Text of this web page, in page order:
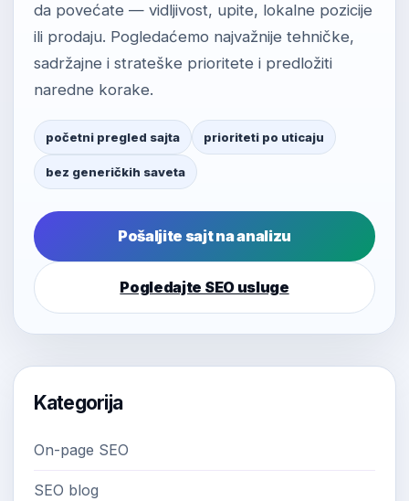
da povećate — vidljivost, upite, lokalne pozicije
ili prodaju. Pogledaćemo najvažnije tehničke,
sadržajne i strateške prioritete i predložiti
naredne korake.
početni pregled sajta prioriteti po uticaju
bez generičkih saveta
Pošaljite sajt na analizu
Pogledajte SEO usluge
Kategorija
On-page SEO
SEO blog